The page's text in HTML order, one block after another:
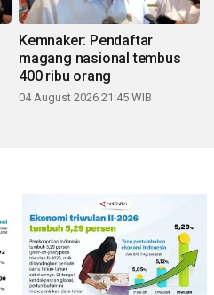
Kemnaker: Pendaftar
magang nasional tembus
400 ribu orang
04 August 2026 21:45 WIB